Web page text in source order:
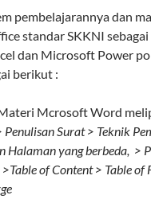
pembelajarannya dan
standar SKKNI
dan Microsoft Power
berikut :
Mcrosoft Word
Penulisan Surat > Teknik
Halaman yang berbeda, >
of Content > Table